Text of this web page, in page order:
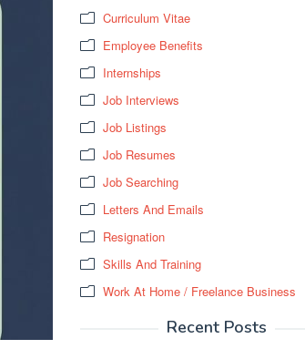
Curriculum Vitae
Employee Benefits
Internships
Job Interviews
Job Listings
Job Resumes
Job Searching
Letters And Emails
Resignation
Skills And Training
Work At Home / Freelance Business
Recent Posts